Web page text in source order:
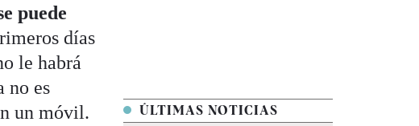
puede
días
le habrá
no es
un móvil.
ÚLTIMAS NOTICIAS